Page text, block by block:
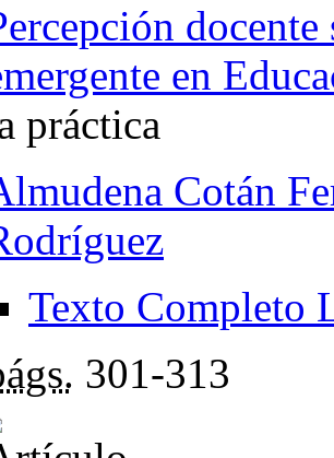
en
práctica
Cotán
Texto Completo
301-313